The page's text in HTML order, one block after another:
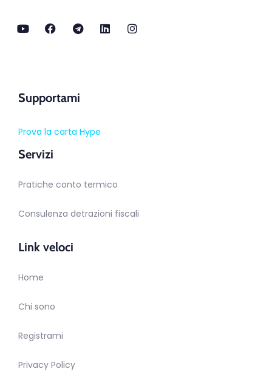
Supportami
Prova la carta Hype
Servizi
Pratiche conto termico
Consulenza detrazioni fiscali
Link veloci
Home
Chi sono
Registrami
Privacy Policy